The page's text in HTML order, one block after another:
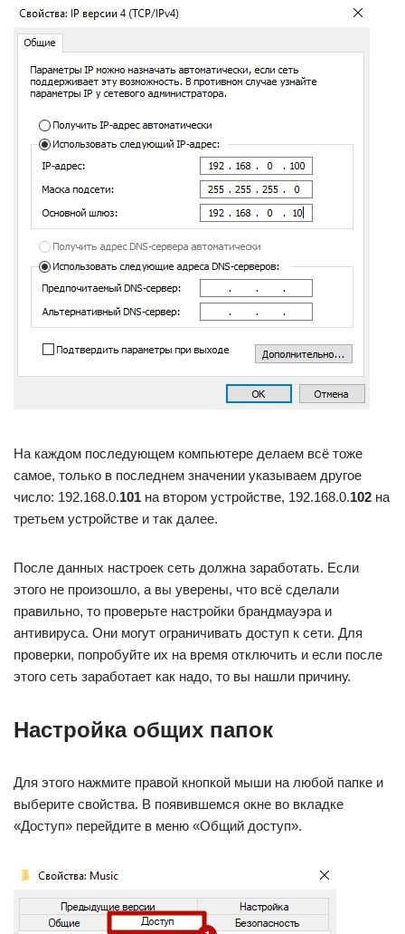
На каждом последующем компьютере делаем всё тоже
самое, только в последнем значении указываем другое
число: 192.168.0.101 на втором устройстве, 192.168.0.102 на
третьем устройстве и так далее.
После данных настроек сеть должна заработать. Если
этого не произошло, а вы уверены, что всё сделали
правильно, то проверьте настройки брандмауэра и
антивируса. Они могут ограничивать доступ к сети. Для
проверки, попробуйте их на время отключить и если после
этого сеть заработает как надо, то вы нашли причину.
Настройка общих папок
Для этого нажмите правой кнопкой мыши на любой папке и
выберите свойства. В появившемся окне во вкладке
«Доступ» перейдите в меню «Общий доступ».